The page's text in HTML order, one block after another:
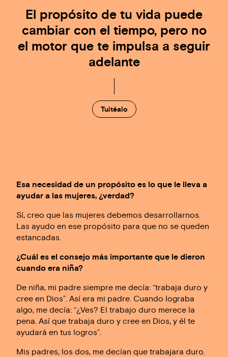
El propósito de tu vida puede
cambiar con el tiempo, pero no
el motor que te impulsa a seguir
adelante
Tuitéalo
Esa necesidad de un propósito es lo que le lleva a
ayudar a las mujeres, ¿verdad?
Sí, creo que las mujeres debemos desarrollarnos.
Las ayudo en ese propósito para que no se queden
estancadas.
¿Cuál es el consejo más importante que le dieron
cuando era niña?
De niña, mi padre siempre me decía: “trabaja duro y
cree en Dios”. Así era mi padre. Cuando lograba
algo, me decía: “¿Ves? El trabajo duro merece la
pena. Así que trabaja duro y cree en Dios, y él te
ayudará en tus logros”.
Mis padres, los dos, me decían que trabajara duro.